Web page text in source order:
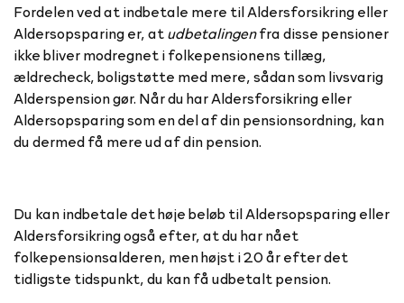
Fordelen ved at indbetale mere til Aldersforsikring eller
Aldersopsparing er, atudbetalingenfra disse pensioner
ikke bliver modregnet i folkepensionens tillæg,
ældrecheck, boligstøtte med mere, sådan som livsvarig
Alderspension gør. Når du har Aldersforsikring eller
Aldersopsparing som en del af din pensionsordning, kan
du dermed få mere ud af din pension.
Du kan indbetale det høje beløb til Aldersopsparing eller
Aldersforsikring også efter, at du har nået
folkepensionsalderen, men højst i 20 år efter det
tidligste tidspunkt, du kan få udbetalt pension.